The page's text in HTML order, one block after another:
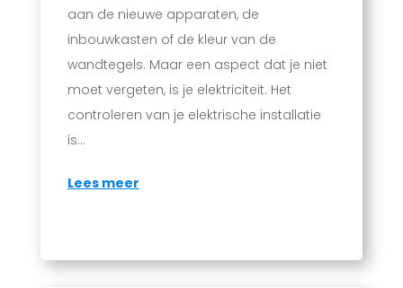
aan de nieuwe apparaten, de
inbouwkasten of de kleur van de
wandtegels. Maar een aspect dat je niet
moet vergeten, is je elektriciteit. Het
controleren van je elektrische installatie
is...
Lees meer